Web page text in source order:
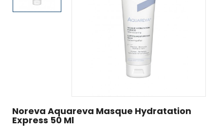
Noreva Aquareva Masque Hydratation
Express 50 Ml